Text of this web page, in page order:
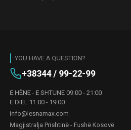
YOU HAVE A QUESTION?
+38344 / 99-22-99
E HËNE - E SHTUNE 09:00 - 21:00
E DIEL 11:00 - 19:00
info@lesnamax.com
Magjistralja Prishtinë - Fushë Kosovë